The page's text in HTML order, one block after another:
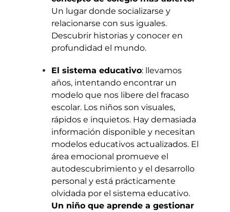
Un lugar donde socializarse y
relacionarse con sus iguales.
Descubrir historias y conocer en
profundidad el mundo.
El sistema educativo: llevamos
años, intentando encontrar un
modelo que nos libere del fracaso
escolar. Los niños son visuales,
rápidos e inquietos. Hay demasiada
información disponible y necesitan
modelos educativos actualizados. El
área emocional promueve el
autodescubrimiento y el desarrollo
personal y está prácticamente
olvidada por el sistema educativo.
Un niño que aprende a gestionar